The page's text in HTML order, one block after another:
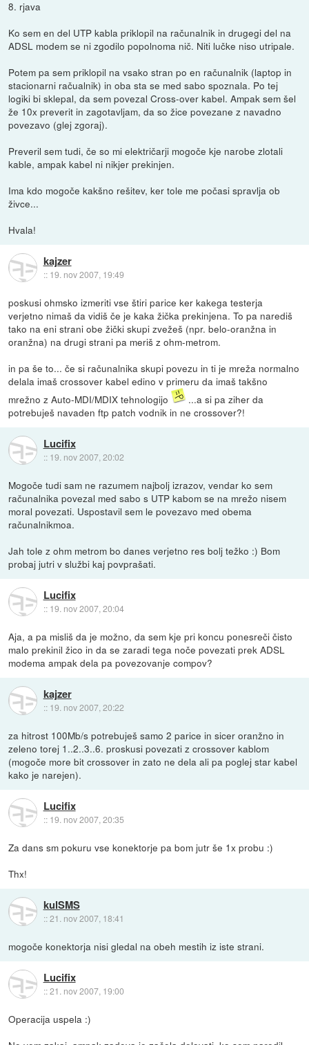
8. rjava
Ko sem en del UTP kabla priklopil na računalnik in drugegi del na
ADSL modem se ni zgodilo popolnoma nič. Niti lučke niso utripale.
Potem pa sem priklopil na vsako stran po en računalnik (laptop in
stacionarni račualnik) in oba sta se med sabo spoznala. Po tej
logiki bi sklepal, da sem povezal Cross-over kabel. Ampak sem šel
že 10x preverit in zagotavljam, da so žice povezane z navadno
povezavo (glej zgoraj).
Preveril sem tudi, če so mi električarji mogoče kje narobe zlotali
kable, ampak kabel ni nikjer prekinjen.
Ima kdo mogoče kakšno rešitev, ker tole me počasi spravlja ob
živce...
Hvala!
kajzer
:: 19. nov 2007, 19:49
poskusi ohmsko izmeriti vse štiri parice ker kakega testerja
verjetno nimaš da vidiš če je kaka žička prekinjena. To pa narediš
tako na eni strani obe žički skupi zvežeš (npr. belo-oranžna in
oranžna) na drugi strani pa meriš z ohm-metrom.
in pa še to... če si računalnika skupi povezu in ti je mreža normalno
delala imaš crossover kabel edino v primeru da imaš takšno
mrežno z Auto-MDI/MDIX tehnologijo
...a si pa ziher da
potrebuješ navaden ftp patch vodnik in ne crossover?!
Lucifix
:: 19. nov 2007, 20:02
Mogoče tudi sam ne razumem najbolj izrazov, vendar ko sem
računalnika povezal med sabo s UTP kabom se na mrežo nisem
moral povezati. Uspostavil sem le povezavo med obema
računalnikmoa.
Jah tole z ohm metrom bo danes verjetno res bolj težko :) Bom
probaj jutri v službi kaj povprašati.
Lucifix
:: 19. nov 2007, 20:04
Aja, a pa misliš da je možno, da sem kje pri koncu ponesreči čisto
malo prekinil žico in da se zaradi tega noče povezati prek ADSL
modema ampak dela pa povezovanje compov?
kajzer
:: 19. nov 2007, 20:22
za hitrost 100Mb/s potrebuješ samo 2 parice in sicer oranžno in
zeleno torej 1..2..3..6. proskusi povezati z crossover kablom
(mogoče more bit crossover in zato ne dela ali pa poglej star kabel
kako je narejen).
Lucifix
:: 19. nov 2007, 20:35
Za dans sm pokuru vse konektorje pa bom jutr še 1x probu :)
Thx!
kulSMS
::21. nov 2007, 18:41
mogoče konektorja nisi gledal na obeh mestih iz iste strani.
Lucifix
::21. nov 2007, 19:00
Operacija uspela :)